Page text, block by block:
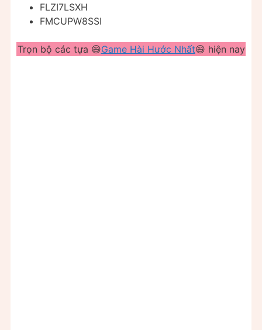
FLZI7LSXH
FMCUPW8SSI
Trọn bộ các tựa 😄Game Hài Hước Nhất😄 hiện nay